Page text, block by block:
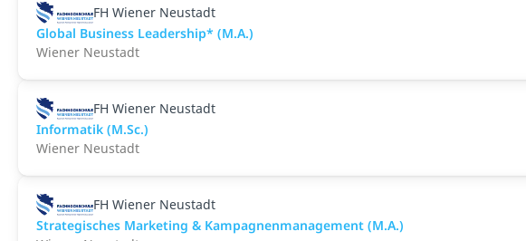
FH Wiener Neustadt
Global Business Leadership* (M.A.)
Wiener Neustadt
FH Wiener Neustadt
Informatik (M.Sc.)
Wiener Neustadt
FH Wiener Neustadt
Strategisches Marketing & Kampagnenmanagement (M.A.)